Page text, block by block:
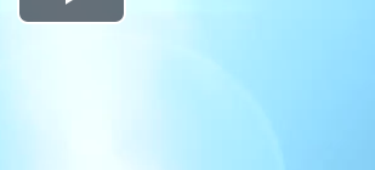
Play